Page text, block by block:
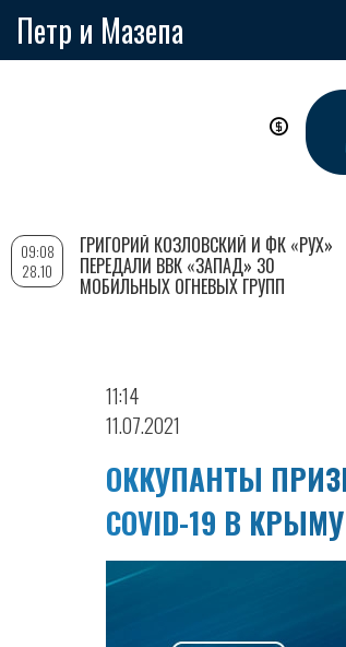
Петр и Мазепа
11:14
11.07.2021
ОККУПАНТЫ
COVID-19 В КРЫМУ
09:08
28.10
ГРИГОРИЙ КОЗЛОВСКИЙ И ФК «РУХ»
ПЕРЕДАЛИ ВВК «ЗАПАД» 30
МОБИЛЬНЫХ ОГНЕВЫХ ГРУПП